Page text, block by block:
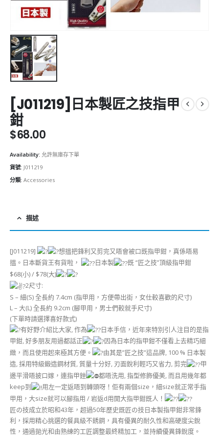
[J011219]日本製匠之技指甲
鉗
$68.00
Availability: 允許無庫存下單
貨號: J011219
分類: Accessories
描述
[J011219]
想搵把鋒利又剪完又唔會被口既指甲鉗，真係唔易
搵。日本斷貨王有貨啦，
日本製
既 “匠之技”頂級指甲鉗
$68(小) / $78(大)
2尺寸:
S – 細(S) 全長約 7.4cm (指甲用，方便帶出街，女仕較喜歡的尺寸)
L – 大(L) 全長約 9.2cm (腳甲用，男士們較就手尺寸)
(下單時請選擇喜好款式)
有好野介紹比大家, 作為
日本手信，近年來特別引人注目的是指
甲鉗, 好多朋友用過都話正
因為日本的指甲鉗不僅看上去精巧細
緻，而且使用起來極其方便。
由其是”匠之技”這品牌, 100 % 日本製
造, 採用特級鍛造鋼材質, 質量十分好, 刃面銳利輕巧又省力, 剪完
甲
邊平滑唔披口嫁，連指甲銼
都唔洗用, 指型修飾優美, 而且用幾年都
keep到
用左一定返唔到轉頭呀！佢有兩個size，細size就正常手指
甲用，大size就可以腳指用 / 岩返d用開大指甲鉗既人！
匠の技成立於昭和43年，超過50年歷史既匠の技日本製指甲鉗非常鋒
利，採用精心挑選的餐具級不銹鋼，具有優異的耐久性和高硬度尖銳
性，通過拋光和由熟練的工匠調整最終精加工，並持續優異鋒銳度。